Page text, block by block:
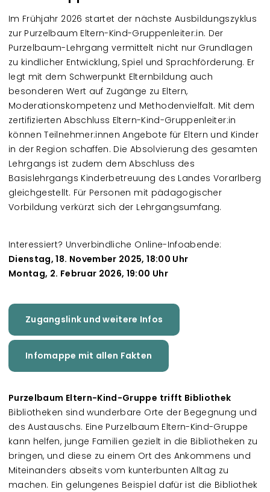
Im Frühjahr 2026 startet der nächste Ausbildungszyklus
zur Purzelbaum Eltern-Kind-Gruppenleiter:in. Der
Purzelbaum-Lehrgang vermittelt nicht nur Grundlagen
zu kindlicher Entwicklung, Spiel und Sprachförderung. Er
legt mit dem Schwerpunkt Elternbildung auch
besonderen Wert auf Zugänge zu Eltern,
Moderationskompetenz und Methodenvielfalt. Mit dem
zertifizierten Abschluss Eltern-Kind-Gruppenleiter:in
können Teilnehmer:innen Angebote für Eltern und Kinder
in der Region schaffen. Die Absolvierung des gesamten
Lehrgangs ist zudem dem Abschluss des
Basislehrgangs Kinderbetreuung des Landes Vorarlberg
gleichgestellt. Für Personen mit pädagogischer
Vorbildung verkürzt sich der Lehrgangsumfang.
Interessiert? Unverbindliche Online-Infoabende:
Dienstag, 18. November 2025, 18:00 Uhr
Montag, 2. Februar 2026, 19:00 Uhr
Zugangslink und weitere Infos
Infomappe mit allen Fakten
Purzelbaum Eltern-Kind-Gruppe trifft Bibliothek
Bibliotheken sind wunderbare Orte der Begegnung und
des Austauschs. Eine Purzelbaum Eltern-Kind-Gruppe
kann helfen, junge Familien gezielt in die Bibliotheken zu
bringen, und diese zu einem Ort des Ankommens und
Miteinanders abseits vom kunterbunten Alltag zu
machen. Ein gelungenes Beispiel dafür ist die Bibliothek